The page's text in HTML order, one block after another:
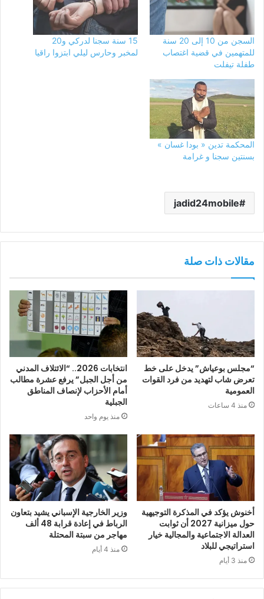
السجن من 10 إلى 20 سنة
للمتهمين في قضية اغتصاب
طفلة تيفلت
15 سنة سجنا لدركي و20
لمخبر وحارس ليلي ابتزوا راقيا
المحكمة تدين « بودا غسان »
بسنتين سجنا و غرامة
jadid24mobile
مقالات ذات صلة
“مجلس بوعياش” يدخل على خط
تعرض شاب لتهديد من فرد القوات
العمومية
منذ 4 ساعات
انتخابات 2026.. “الائتلاف المدني
من أجل الجبل” يرفع عشرة مطالب
أمام الأحزاب لإنصاف المناطق
الجبلية
منذ يوم واحد
أخنوش يؤكد في المذكرة التوجيهية
حول ميزانية 2027 أن ثوابت
العدالة الاجتماعية والمجالية خيار
استراتيجي للبلاد
منذ 3 أيام
وزير الخارجية الإسباني يشيد بتعاون
الرباط في إعادة قرابة 48 ألف
مهاجر من سبتة المحتلة
منذ 4 أيام